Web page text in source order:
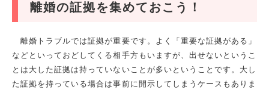
離婚の証拠を集めておこう！
離婚トラブルでは証拠が重要です。よく「重要な証拠がある」
などといっておどしてくる相手方もいますが、出せないというこ
とは大した証拠は持っていないことが多いということです。大し
た証拠を持っている場合は事前に開示してしまうケースもありま